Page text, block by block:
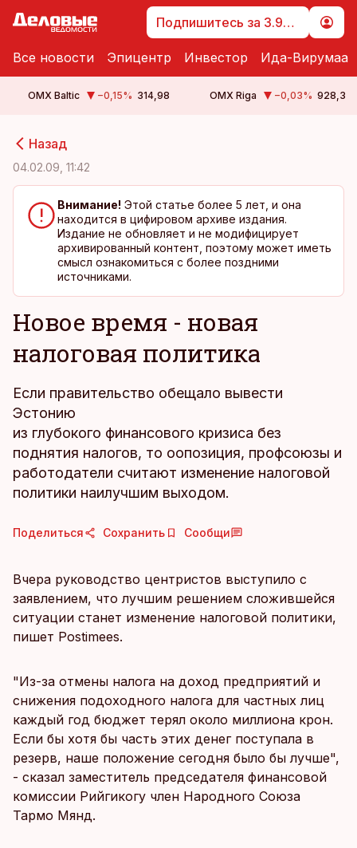
Подпишитесь за 3.99 €
Все новости Эпицентр Инвестор Ида-Вирумаа
OMX Baltic −0,15% 314,98 OMX Riga −0,03% 928,3
Назад
04.02.09, 11:42
Внимание! Этой статье более 5 лет, и она
находится в цифировом архиве издания.
Издание не обновляет и не модифицирует
архивированный контент, поэтому может иметь
смысл ознакомиться с более поздними
источниками.
Новое время - новая
налоговая политика
Если правительство обещало вывести
Эстонию
из глубокого финансового кризиса без
поднятия налогов, то оопозиция, профсоюзы и
работодатели считают изменение налоговой
политики наилучшим выходом.
Поделиться Сохранить Сообщи
Вчера руководство центристов выступило с
заявлением, что лучшим решением сложившейся
ситуации станет изменение налоговой политики,
пишет Postimees.
"Из-за отмены налога на доход предприятий и
снижения подоходного налога для частных лиц
каждый год бюджет терял около миллиона крон.
Если бы хотя бы часть этих денег поступала в
резерв, наше положение сегодня было бы лучше",
- сказал заместитель председателя финансовой
комиссии Рийгикогу член Народного Союза
Тармо Мянд.